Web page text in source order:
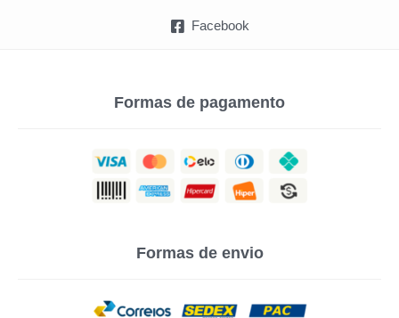
Facebook
Formas de pagamento
Formas de envio